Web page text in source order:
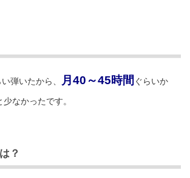
い弾いたから、 月40～45時間 ぐらいか
なかったです。
？